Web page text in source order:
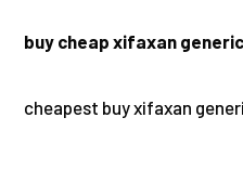
buy cheap xifaxan
cheapest buy xifaxan